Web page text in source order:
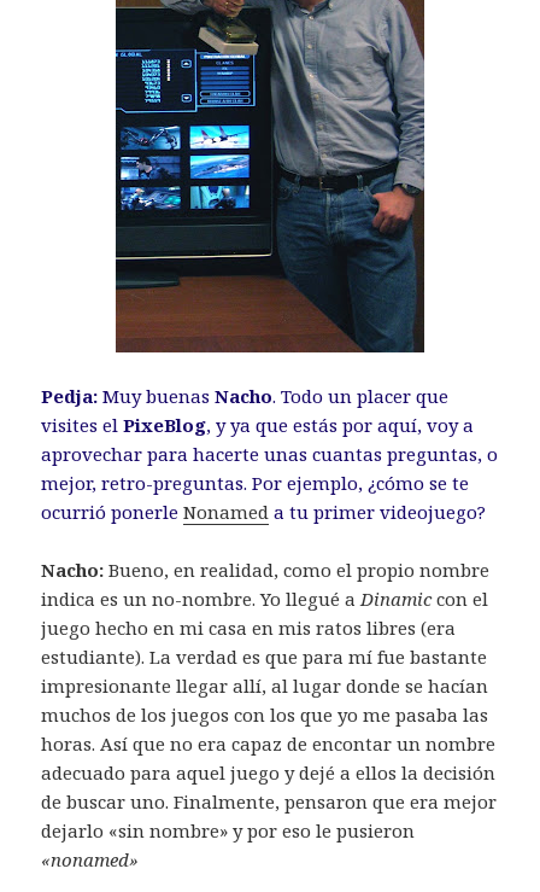
Pedja: Muy buenasNacho. Todo un placer que
visites elPixeBlog, y ya que estás por aquí, voy a
aprovechar para hacerte unas cuantas preguntas, o
mejor, retro-preguntas. Por ejemplo, ¿cómo se te
ocurrió ponerleNonamed a tu primer videojuego?
Nacho: Bueno, en realidad, como el propio nombre
indica es un no-nombre. Yo llegué a Dinamiccon el
juego hecho en mi casa en mis ratos libres (era
estudiante). La verdad es que para mí fue bastante
impresionante llegar allí, al lugar donde se hacían
muchos de los juegos con los que yo me pasaba las
horas. Así que no era capaz de encontar un nombre
adecuado para aquel juego y dejé a ellos la decisión
de buscar uno. Finalmente, pensaron que era mejor
dejarlo «sin nombre» y por eso le pusieron
«nonamed»